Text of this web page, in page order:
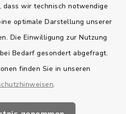
wir technisch notwendige
optimale Darstellung unserer
Die Einwilligung zur Nutzung
Bedarf gesondert abgefragt.
finden Sie in unseren
.